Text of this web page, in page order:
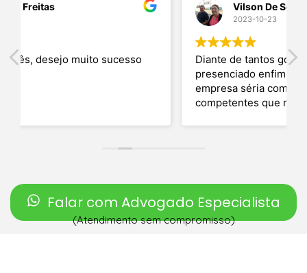
Vilson De Souza
Diante de tantos golpes que estamos
presenciado enfim encontramos uma
empresa séria com profissionais
competentes que realmente nos dá
Falar com Advogado Especialista
(Atendimento sem compromisso)